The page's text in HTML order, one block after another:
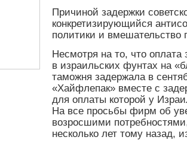
Причиной задержки
конкретизирующийся
политики и
Несмотря на то, что оплата
в израильских фунтах на
таможня задержала в
«Хайфлепак» вместе с
для оплаты которой у
На все просьбы фирм об
возросшими
несколько лет тому назад,